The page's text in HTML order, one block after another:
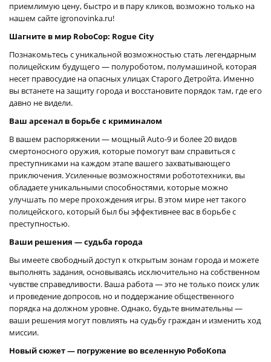
приемлимую цену, быстро и в пару кликов, возможно только на
нашем сайте igronovinka.ru!
Шагните в мир RoboCop: Rogue City
Познакомьтесь с уникальной возможностью стать легендарным
полицейским будущего — полуроботом, полумашиной, которая
несет правосудие на опасных улицах Старого Детройта. Именно
вы встанете на защиту города и восстановите порядок там, где его
давно не видели.
Ваш арсенал в борьбе с криминалом
В вашем распоряжении — мощный Auto-9 и более 20 видов
смертоносного оружия, которые помогут вам справиться с
преступниками на каждом этапе вашего захватывающего
приключения. Усиленные возможностями робототехники, вы
обладаете уникальными способностями, которые можно
улучшать по мере прохождения игры. В этом мире нет такого
полицейского, который был бы эффективнее вас в борьбе с
преступностью.
Ваши решения — судьба города
Вы имеете свободный доступ к открытым зонам города и можете
выполнять задания, основываясь исключительно на собственном
чувстве справедливости. Ваша работа — это не только поиск улик
и проведение допросов, но и поддержание общественного
порядка на должном уровне. Однако, будьте внимательны —
ваши решения могут повлиять на судьбу граждан и изменить ход
миссии.
Новый сюжет — погружение во вселенную РобоКопа